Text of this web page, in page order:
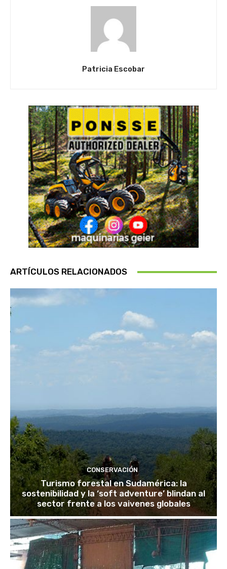
Patricia Escobar
ARTÍCULOS RELACIONADOS
CONSERVACIÓN
Turismo forestal en Sudamérica: la
sostenibilidad y la ‘soft adventure’ blindan al
sector frente a los vaivenes globales